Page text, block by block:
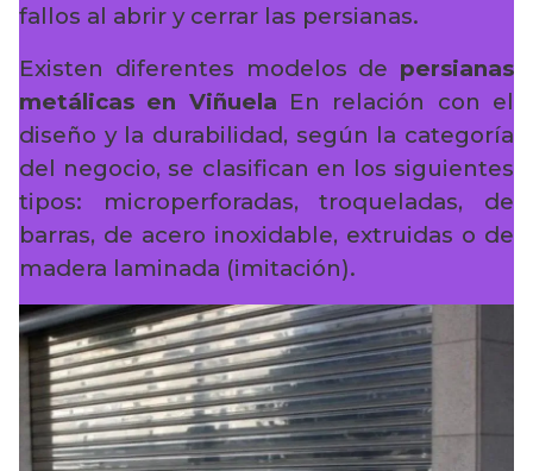
fallos al abrir y cerrar las persianas.
Existen diferentes modelos de persianas
metálicas en Viñuela En relación con el
diseño y la durabilidad, según la categoría
del negocio, se clasifican en los siguientes
tipos: microperforadas, troqueladas, de
barras, de acero inoxidable, extruidas o de
madera laminada (imitación).